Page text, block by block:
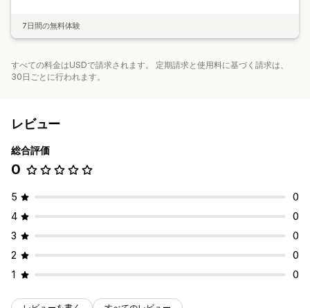
7日間の無料体験
すべての料金はUSDで請求されます。 定期請求と使用料に基づく請求は、
30日ごとに行われます。
レビュー
総合評価
0
5
0
4
0
3
0
2
0
1
0